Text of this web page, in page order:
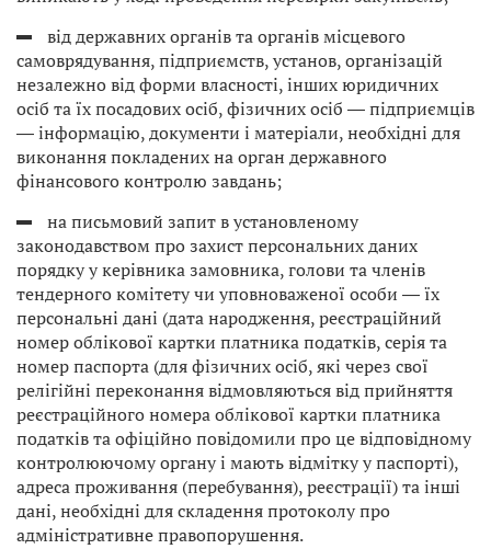
від державних органів та органів місцевого
самоврядування, підприємств, установ, організацій
незалежно від форми власності, інших юридичних
осіб та їх посадових осіб, фізичних осіб ― підприємців
― інформацію, документи і матеріали, необхідні для
виконання покладених на орган державного
фінансового контролю завдань;
на письмовий запит в установленому
законодавством про захист персональних даних
порядку у керівника замовника, голови та членів
тендерного комітету чи уповноваженої особи ― їх
персональні дані (дата народження, реєстраційний
номер облікової картки платника податків, серія та
номер паспорта (для фізичних осіб, які через свої
релігійні переконання відмовляються від прийняття
реєстраційного номера облікової картки платника
податків та офіційно повідомили про це відповідному
контролюючому органу і мають відмітку у паспорті),
адреса проживання (перебування), реєстрації) та інші
дані, необхідні для складення протоколу про
адміністративне правопорушення.